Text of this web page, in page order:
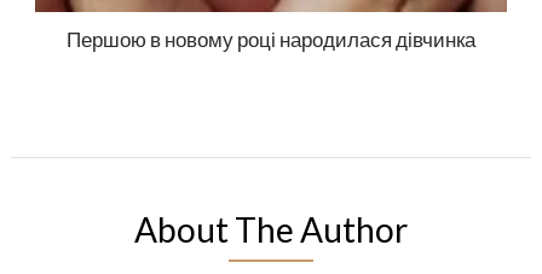
Першою в новому році народилася дівчинка
About The Author